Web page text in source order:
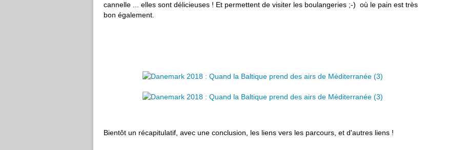
cannelle ... elles sont délicieuses ! Et permettent de visiter les boulangeries ;-) où le pain est très
bon également.
Bientôt un récapitulatif, avec une conclusion, les liens vers les parcours, et d'autres liens !